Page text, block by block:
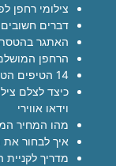
צילומי רחפן
דברים
האתגר
הרחפן
14 הטיפים הטובים ביותר על רחפנים מקצועיים וצילומי רחפן
כיצד לצלם
וידאו אווירי
מהו המחיר
איך לבחור את
מדריך